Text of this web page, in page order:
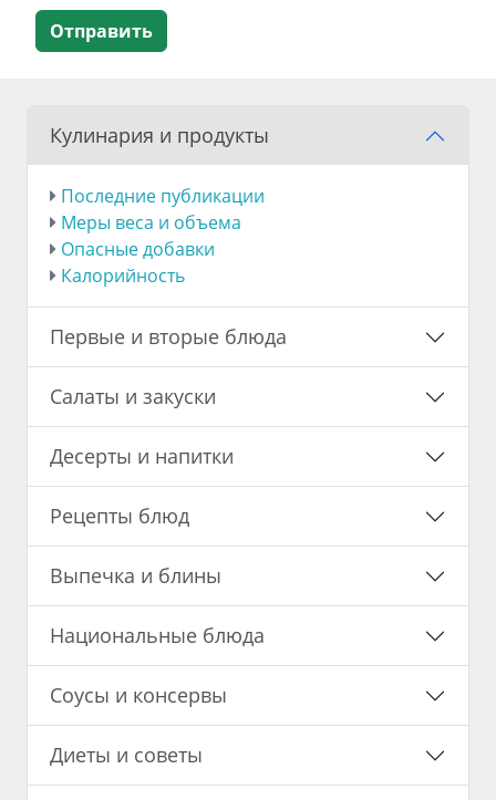
Отправить
Кулинария и продукты
Последние публикации
Меры веса и объема
Опасные добавки
Калорийность
Первые и вторые блюда
Салаты и закуски
Десерты и напитки
Рецепты блюд
Выпечка и блины
Национальные блюда
Соусы и консервы
Диеты и советы